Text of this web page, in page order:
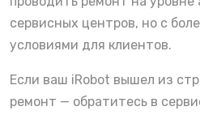
сервисных центров, но с
условиями для клиентов.
Если ваш iRobot вышел из
ремонт — обратитесь в